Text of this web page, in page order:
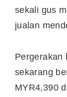
sekali gus
jualan
Pergerakan
sekarang
MYR4,390